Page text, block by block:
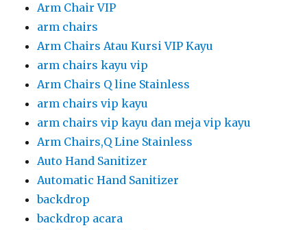
Arm Chair VIP
arm chairs
Arm Chairs Atau Kursi VIP Kayu
arm chairs kayu vip
Arm Chairs Q line Stainless
arm chairs vip kayu
arm chairs vip kayu dan meja vip kayu
Arm Chairs,Q Line Stainless
Auto Hand Sanitizer
Automatic Hand Sanitizer
backdrop
backdrop acara